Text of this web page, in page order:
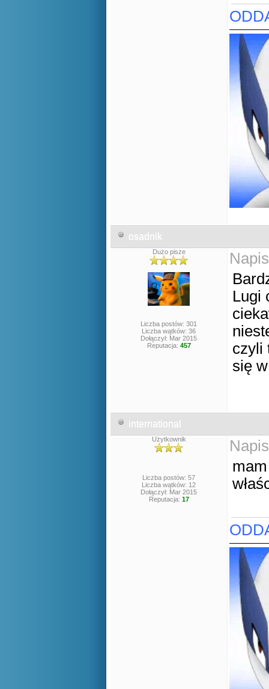
osadnik
Dużo pisze
Liczba postów: 301
Liczba wątków: 36
Dołączył: Mar 2015
Reputacja: 457
Lugi
czyli
się
international
Użytkownik
Liczba postów: 57
Liczba wątków: 12
Dołączył: Mar 2015
Reputacja: 17